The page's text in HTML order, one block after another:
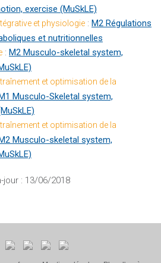
exercise (MuSkLE)
et physiologie : M2 Régulations
et nutritionnelles
: M2 Musculo-skeletal system,
et optimisation de la
Musculo-Skeletal system,
et optimisation de la
Musculo-skeletal system,
jour : 13/06/2018